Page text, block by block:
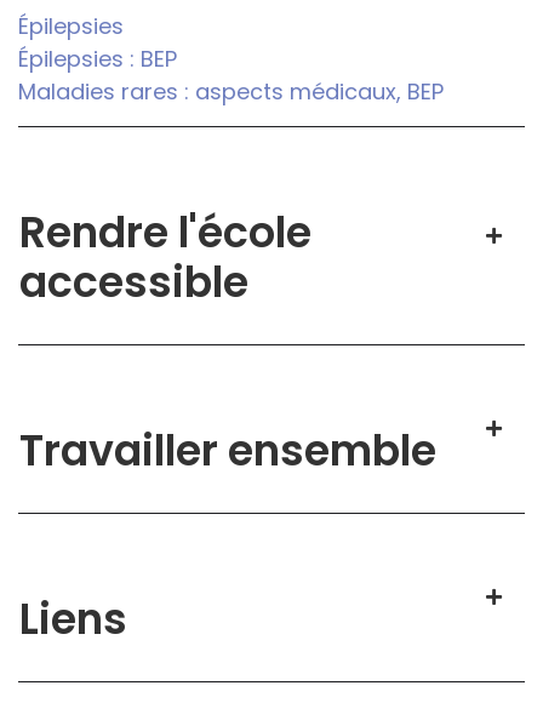
Épilepsies
Épilepsies : BEP
Maladies rares : aspects médicaux, BEP
Rendre l'école
accessible
Travailler ensemble
Liens